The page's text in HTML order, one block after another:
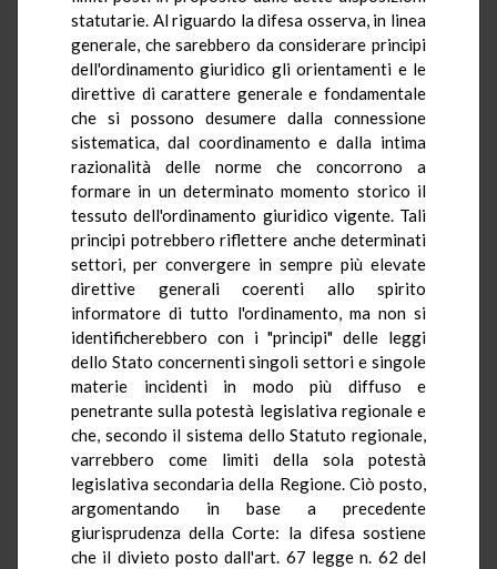
statutarie. Al riguardo la difesa osserva, in linea
generale, che sarebbero da considerare principi
dell'ordinamento giuridico gli orientamenti e le
direttive di carattere generale e fondamentale
che si possono desumere dalla connessione
sistematica, dal coordinamento e dalla intima
razionalità delle norme che concorrono a
formare in un determinato momento storico il
tessuto dell'ordinamento giuridico vigente. Tali
principi potrebbero riflettere anche determinati
settori, per convergere in sempre più elevate
direttive generali coerenti allo spirito
informatore di tutto l'ordinamento, ma non si
identificherebbero con i "principi" delle leggi
dello Stato concernenti singoli settori e singole
materie incidenti in modo più diffuso e
penetrante sulla potestà legislativa regionale e
che, secondo il sistema dello Statuto regionale,
varrebbero come limiti della sola potestà
legislativa secondaria della Regione. Ciò posto,
argomentando in base a precedente
giurisprudenza della Corte: la difesa sostiene
che il divieto posto dall'art. 67 legge n. 62 del